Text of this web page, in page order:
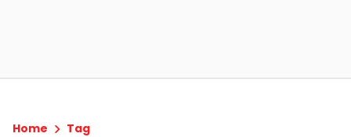
Home Tag